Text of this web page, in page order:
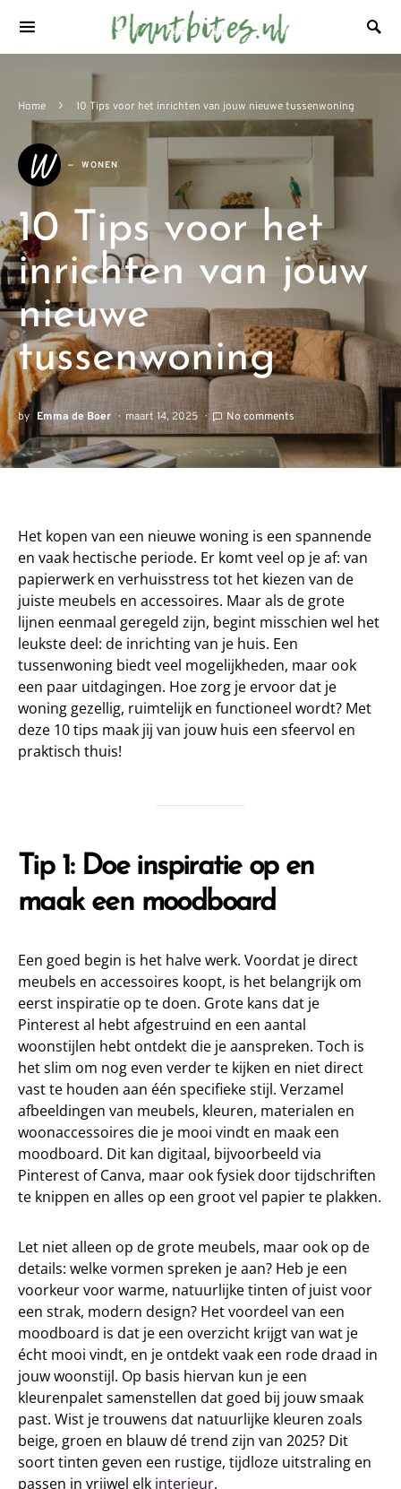
Home 10 Tips voor het inrichten van jouw nieuwe tussenwoning
W WONEN
10 Tips voor het
inrichten van jouw
nieuwe
tussenwoning
by Emma de Boer maart 14, 2025 No comments
Het kopen van een nieuwe woning is een spannende
en vaak hectische periode. Er komt veel op je af: van
papierwerk en verhuisstress tot het kiezen van de
juiste meubels en accessoires. Maar als de grote
lijnen eenmaal geregeld zijn, begint misschien wel het
leukste deel: de inrichting van je huis. Een
tussenwoning biedt veel mogelijkheden, maar ook
een paar uitdagingen. Hoe zorg je ervoor dat je
woning gezellig, ruimtelijk en functioneel wordt? Met
deze 10 tips maak jij van jouw huis een sfeervol en
praktisch thuis!
Tip 1: Doe inspiratie op en
maak een moodboard
Een goed begin is het halve werk. Voordat je direct
meubels en accessoires koopt, is het belangrijk om
eerst inspiratie op te doen. Grote kans dat je
Pinterest al hebt afgestruind en een aantal
woonstijlen hebt ontdekt die je aanspreken. Toch is
het slim om nog even verder te kijken en niet direct
vast te houden aan één specifieke stijl. Verzamel
afbeeldingen van meubels, kleuren, materialen en
woonaccessoires die je mooi vindt en maak een
moodboard. Dit kan digitaal, bijvoorbeeld via
Pinterest of Canva, maar ook fysiek door tijdschriften
te knippen en alles op een groot vel papier te plakken.
Let niet alleen op de grote meubels, maar ook op de
details: welke vormen spreken je aan? Heb je een
voorkeur voor warme, natuurlijke tinten of juist voor
een strak, modern design? Het voordeel van een
moodboard is dat je een overzicht krijgt van wat je
écht mooi vindt, en je ontdekt vaak een rode draad in
jouw woonstijl. Op basis hiervan kun je een
kleurenpalet samenstellen dat goed bij jouw smaak
past. Wist je trouwens dat natuurlijke kleuren zoals
beige, groen en blauw dé trend zijn van 2025? Dit
soort tinten geven een rustige, tijdloze uitstraling en
passen in vrijwel elk interieur.